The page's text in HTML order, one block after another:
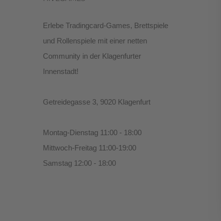
Erlebe Tradingcard-Games, Brettspiele
und Rollenspiele mit einer netten
Community in der Klagenfurter
Innenstadt!
Getreidegasse 3, 9020 Klagenfurt
Montag-Dienstag 11:00 - 18:00
Mittwoch-Freitag 11:00-19:00
Samstag 12:00 - 18:00